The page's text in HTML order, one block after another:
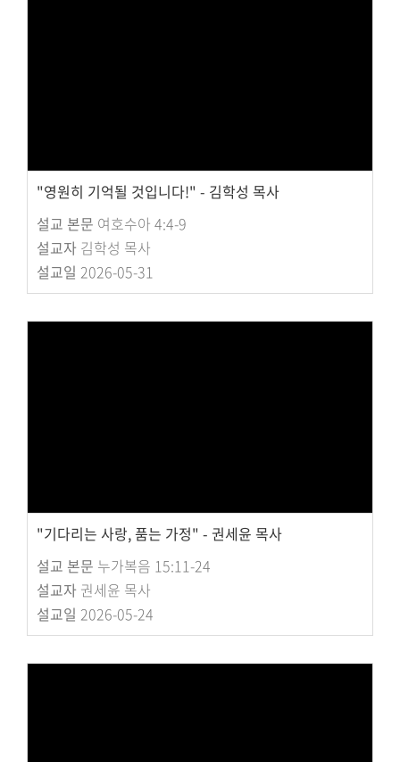
"영원히 기억될 것입니다!" - 김학성 목사
설교 본문 여호수아 4:4-9
설교자 김학성 목사
설교일 2026-05-31
"기다리는 사랑, 품는 가정" - 권세윤 목사
설교 본문 누가복음 15:11-24
설교자 권세윤 목사
설교일 2026-05-24